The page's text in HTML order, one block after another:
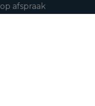
op afspraak